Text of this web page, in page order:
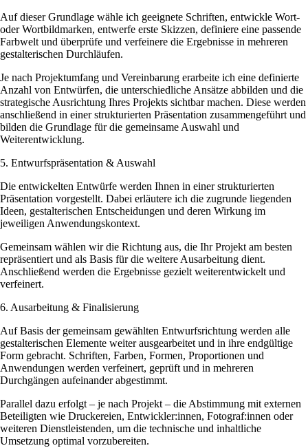
Auf dieser Grundlage wähle ich geeignete Schriften, entwickle Wort-
oder Wortbildmarken, entwerfe erste Skizzen, definiere eine passende
Farbwelt und überprüfe und verfeinere die Ergebnisse in mehreren
gestalterischen Durchläufen.
Je nach Projektumfang und Vereinbarung erarbeite ich eine definierte
Anzahl von Entwürfen, die unterschiedliche Ansätze abbilden und die
strategische Ausrichtung Ihres Projekts sichtbar machen. Diese werden
anschließend in einer strukturierten Präsentation zusammengeführt und
bilden die Grundlage für die gemeinsame Auswahl und
Weiterentwicklung.
5. Entwurfspräsentation & Auswahl
Die entwickelten Entwürfe werden Ihnen in einer strukturierten
Präsentation vorgestellt. Dabei erläutere ich die zugrunde liegenden
Ideen, gestalterischen Entscheidungen und deren Wirkung im
jeweiligen Anwendungskontext.
Gemeinsam wählen wir die Richtung aus, die Ihr Projekt am besten
repräsentiert und als Basis für die weitere Ausarbeitung dient.
Anschließend werden die Ergebnisse gezielt weiterentwickelt und
verfeinert.
6. Ausarbeitung & Finalisierung
Auf Basis der gemeinsam gewählten Entwurfsrichtung werden alle
gestalterischen Elemente weiter ausgearbeitet und in ihre endgültige
Form gebracht. Schriften, Farben, Formen, Proportionen und
Anwendungen werden verfeinert, geprüft und in mehreren
Durchgängen aufeinander abgestimmt.
Parallel dazu erfolgt – je nach Projekt – die Abstimmung mit externen
Beteiligten wie Druckereien, Entwickler:innen, Fotograf:innen oder
weiteren Dienstleistenden, um die technische und inhaltliche
Umsetzung optimal vorzubereiten.